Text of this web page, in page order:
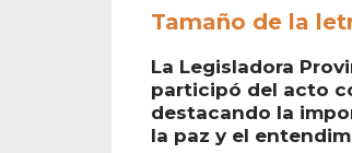
Tamaño de la
La Legisladora
participó del acto
destacando la
la paz y el